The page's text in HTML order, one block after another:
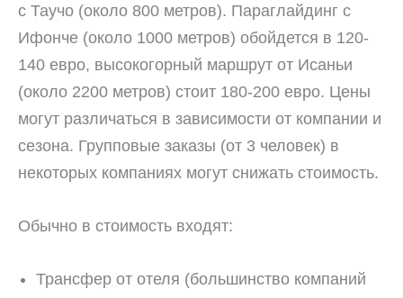
с Таучо (около 800 метров). Параглайдинг с
Ифонче (около 1000 метров) обойдется в 120-
140 евро, высокогорный маршрут от Исаньи
(около 2200 метров) стоит 180-200 евро. Цены
могут различаться в зависимости от компании и
сезона. Групповые заказы (от 3 человек) в
некоторых компаниях могут снижать стоимость.
Обычно в стоимость входят:
Трансфер от отеля (большинство компаний